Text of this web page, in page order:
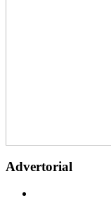
Advertorial